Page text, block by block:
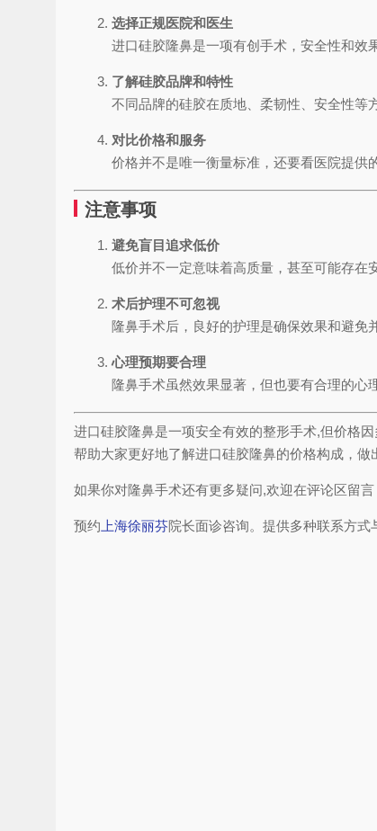
选择正规医院和医生
进口硅胶隆鼻是一项有创手术，安全性和效
了解硅胶品牌和特性
不同品牌的硅胶在质地、柔韧性、安全性等
对比价格和服务
价格并不是唯一衡量标准，还要看医院提供
注意事项
避免盲目追求低价
低价并不一定意味着高质量，甚至可能存在
术后护理不可忽视
隆鼻手术后，良好的护理是确保效果和避免
心理预期要合理
隆鼻手术虽然效果显著，但也要有合理的心
进口硅胶隆鼻是一项安全有效的整形手术,但价格
帮助大家更好地了解进口硅胶隆鼻的价格构成，做
如果你对隆鼻手术还有更多疑问,欢迎在评论区留言
预约 上海徐丽芬院长面诊咨询。提供多种联系方式